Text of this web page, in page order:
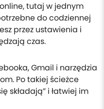
tutaj w jednym
do codziennej
przez ustawienia i
czas.
Gmail i narzędzia
Po takiej ścieżce
składają” i łatwiej im